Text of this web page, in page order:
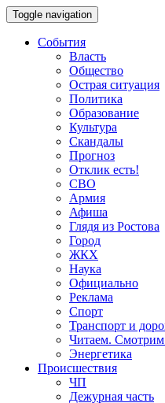
Toggle navigation
События
Власть
Общество
Острая ситуация
Политика
Образование
Культура
Скандалы
Прогноз
Отклик есть!
СВО
Армия
Афиша
Глядя из Ростова
Город
ЖКХ
Наука
Официально
Реклама
Спорт
Транспорт и
Читаем.
Энергетика
Происшествия
ЧП
Дежурная часть